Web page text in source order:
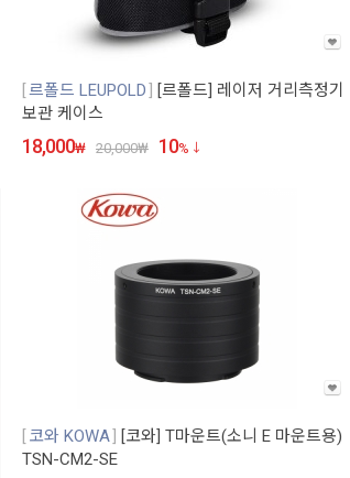
르폴드 LEUPOLD
[르폴드] 레이저 거리측정기
보관 케이스
18,000₩ 20,000₩ 10%
코와 KOWA
[코와] T마운트(소니 E 마운트용)
TSN-CM2-SE